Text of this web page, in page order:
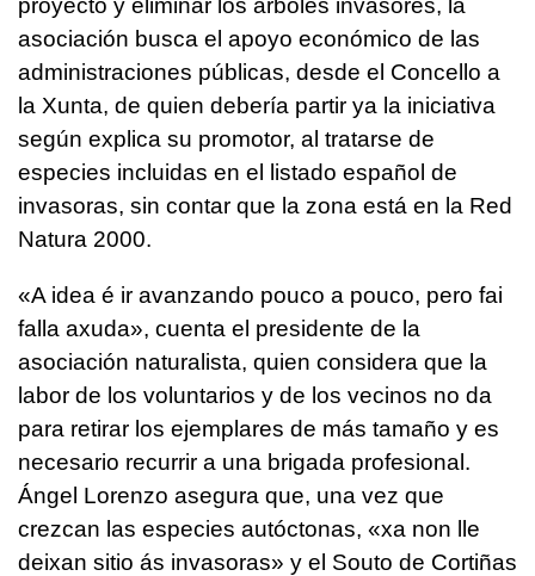
proyecto y eliminar los árboles invasores, la
asociación busca el apoyo económico de las
administraciones públicas, desde el Concello a
la Xunta, de quien debería partir ya la iniciativa
según explica su promotor, al tratarse de
especies incluidas en el listado español de
invasoras, sin contar que la zona está en la Red
Natura 2000.
«A idea é ir avanzando pouco a pouco, pero fai
falla axuda», cuenta el presidente de la
asociación naturalista, quien considera que la
labor de los voluntarios y de los vecinos no da
para retirar los ejemplares de más tamaño y es
necesario recurrir a una brigada profesional.
Ángel Lorenzo asegura que, una vez que
crezcan las especies autóctonas, «xa non lle
deixan sitio ás invasoras» y el Souto de Cortiñas